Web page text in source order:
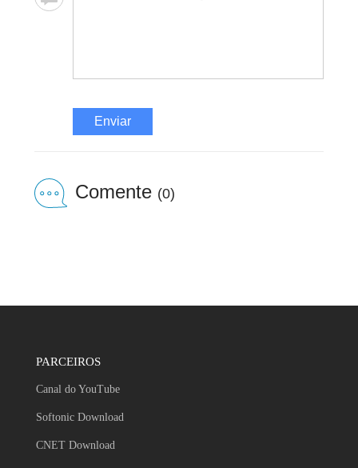
Enviar
Comente (0)
PARCEIROS
Canal do YouTube
Softonic Download
CNET Download